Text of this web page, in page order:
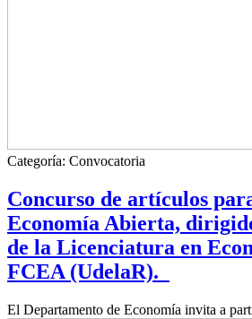
Categoría: Convocatoria
Concurso de artículos
Economía Abierta,
de la Licenciatura en
FCEA (UdelaR).
El Departamento de Economía invita a